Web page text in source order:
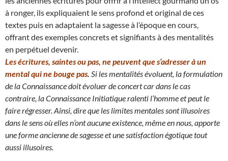
à ronger, ils expliquaient le sens profond et original de ces
textes puis en adaptaient la sagesse à l’époque en cours,
offrant des exemples concrets et signifiants à des mentalités
en perpétuel devenir.
Les écritures, saintes ou pas, ne peuvent que s’adresser à un
mental qui ne bouge pas. Si les mentalités évoluent, la formulation
de la Connaissance doit évoluer de concert car dans le cas
contraire, la Connaissance Initiatique ralenti l’homme et peut le
faire régresser. Ainsi, dire que les limites mentales sont illusoires
dans le sens où elles n’ont aucune existence, même en nous , apporte
une forme ancienne de sagesse et une satisfaction égotique tout
aussi illusoires.